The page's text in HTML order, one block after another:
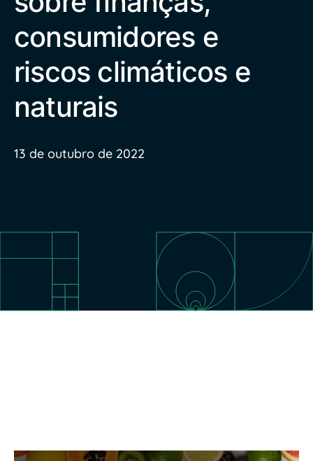
consumidores e
riscos climáticos e
naturais
13 de outubro de 2022